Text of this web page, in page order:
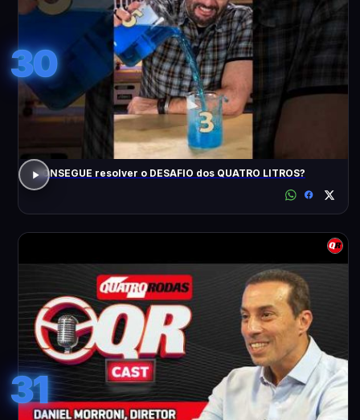
30
CONSEGUE resolver o DESAFIO dos QUATRO LITROS?
31